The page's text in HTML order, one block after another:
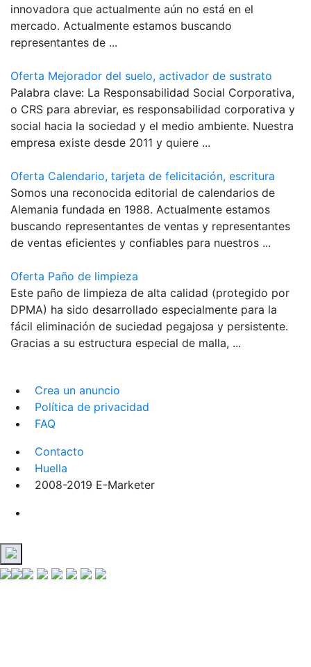
innovadora que actualmente aún no está en el
mercado. Actualmente estamos buscando
representantes de ...
Oferta Mejorador del suelo, activador de sustrato
Palabra clave: La Responsabilidad Social Corporativa,
o CRS para abreviar, es responsabilidad corporativa y
social hacia la sociedad y el medio ambiente. Nuestra
empresa existe desde 2011 y quiere ...
Oferta Calendario, tarjeta de felicitación, escritura
Somos una reconocida editorial de calendarios de
Alemania fundada en 1988. Actualmente estamos
buscando representantes de ventas y representantes
de ventas eficientes y confiables para nuestros ...
Oferta Paño de limpieza
Este paño de limpieza de alta calidad (protegido por
DPMA) ha sido desarrollado especialmente para la
fácil eliminación de suciedad pegajosa y persistente.
Gracias a su estructura especial de malla, ...
Crea un anuncio
Política de privacidad
FAQ
Contacto
Huella
2008-2019 E-Marketer